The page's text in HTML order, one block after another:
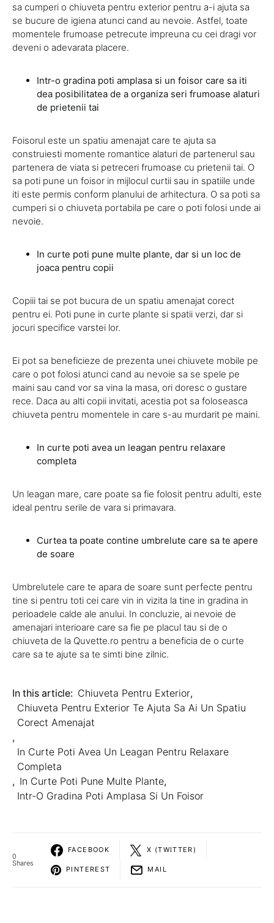
sa cumperi o chiuveta pentru exterior pentru a-i ajuta sa
se bucure de igiena atunci cand au nevoie. Astfel, toate
momentele frumoase petrecute impreuna cu cei dragi vor
deveni o adevarata placere.
Intr-o gradina poti amplasa si un foisor care sa iti
dea posibilitatea de a organiza seri frumoase alaturi
de prietenii tai
Foisorul este un spatiu amenajat care te ajuta sa
construiesti momente romantice alaturi de partenerul sau
partenera de viata si petreceri frumoase cu prietenii tai. O
sa poti pune un foisor in mijlocul curtii sau in spatiile unde
iti este permis conform planului de arhitectura. O sa poti sa
cumperi si o chiuveta portabila pe care o poti folosi unde ai
nevoie.
In curte poti pune multe plante, dar si un loc de
joaca pentru copii
Copiii tai se pot bucura de un spatiu amenajat corect
pentru ei. Poti pune in curte plante si spatii verzi, dar si
jocuri specifice varstei lor.
Ei pot sa beneficieze de prezenta unei chiuvete mobile pe
care o pot folosi atunci cand au nevoie sa se spele pe
maini sau cand vor sa vina la masa, ori doresc o gustare
rece. Daca au alti copii invitati, acestia pot sa foloseasca
chiuveta pentru momentele in care s-au murdarit pe maini.
In curte poti avea un leagan pentru relaxare
completa
Un leagan mare, care poate sa fie folosit pentru adulti, este
ideal pentru serile de vara si primavara.
Curtea ta poate contine umbrelute care sa te apere
de soare
Umbrelutele care te apara de soare sunt perfecte pentru
tine si pentru toti cei care vin in vizita la tine in gradina in
perioadele calde ale anului. In concluzie, ai nevoie de
amenajari interioare care sa fie pe placul tau si de o
chiuveta de la Quvette.ro pentru a beneficia de o curte
care sa te ajute sa te simti bine zilnic.
In this article: Chiuveta Pentru Exterior,
Chiuveta Pentru Exterior Te Ajuta Sa Ai Un Spatiu
Corect Amenajat
,
In Curte Poti Avea Un Leagan Pentru Relaxare
Completa
, In Curte Poti Pune Multe Plante,
Intr-O Gradina Poti Amplasa Si Un Foisor
0
Shares
FACEBOOK X (TWITTER)
PINTEREST MAIL